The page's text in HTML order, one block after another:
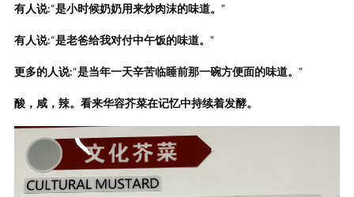
有人说:“是小时候奶奶用来炒肉沫的味道。 ”
有人说:“是老爸给我对付中午饭的味道。 ”
更多的人说:“是当年一天辛苦临睡前那一碗方便面的味道。 ”
酸，咸，辣。看来华容芥菜在记忆中持续着发酵。